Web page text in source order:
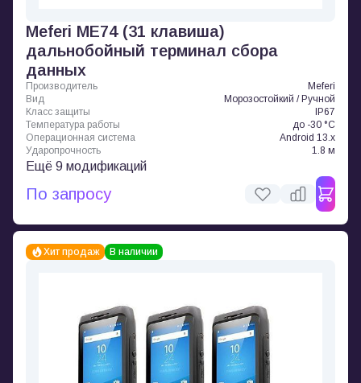
Meferi ME74 (31 клавиша)
дальнобойный терминал сбора
данных
Производитель
Meferi
Вид
Морозостойкий / Ручной
Класс защиты
IP67
Температура работы
до -30 °C
Операционная система
Android 13.x
Ударопрочность
1.8 м
Ещё 9 модификаций
По запросу
Хит продаж В наличии